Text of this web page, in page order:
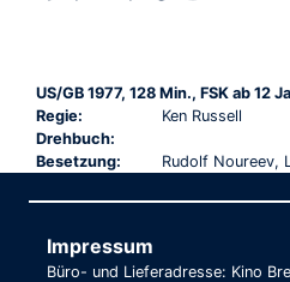
US/GB 1977, 128 Min., FSK ab 12
Regie:
Ken Russell
Drehbuch:
Besetzung:
Rudolf Noureev,
Impressum
Büro- und Lieferadresse: Kino